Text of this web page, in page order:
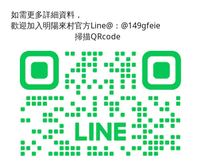
如需更多詳細資料，
歡迎加入明陽來村官方Line@：@149gfeie
掃描QRcode